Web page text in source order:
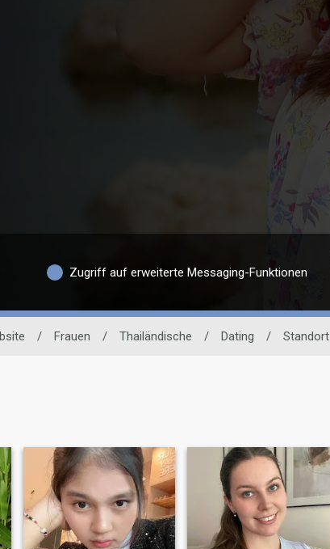
Zugriff auf erweiterte Messaging-Funktionen
/ Frauen / Thailändische / Dating / Standort